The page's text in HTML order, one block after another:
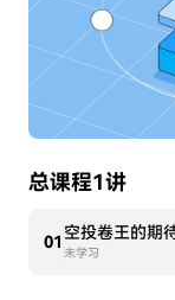
总课程1讲
01
未学习